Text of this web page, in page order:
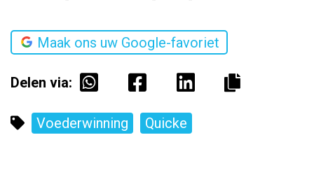
Maak ons uw Google-favoriet
Delen via:
Voederwinning Quicke